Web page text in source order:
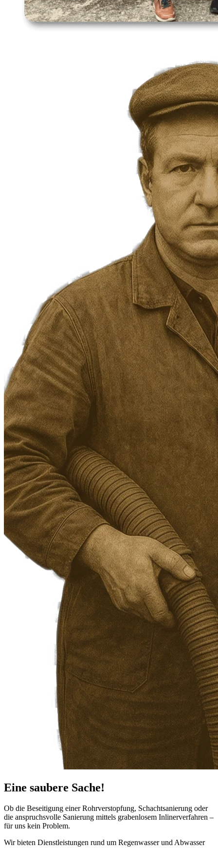
Eine saubere Sache!
Ob die Beseitigung einer Rohrverstopfung, Schachtsanierung oder
die anspruchsvolle Sanierung mittels grabenlosem Inlinerverfahren –
für uns kein Problem.
Wir bieten Dienstleistungen rund um Regenwasser und Abwasser